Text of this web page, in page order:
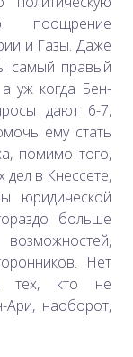
поощрение
и Газы. Даже
самый правый
уж когда Бен-
дают 6-7,
ему стать
помимо того,
в Кнессете,
юридической
больше
Нет
тех, кто не
наоборот,